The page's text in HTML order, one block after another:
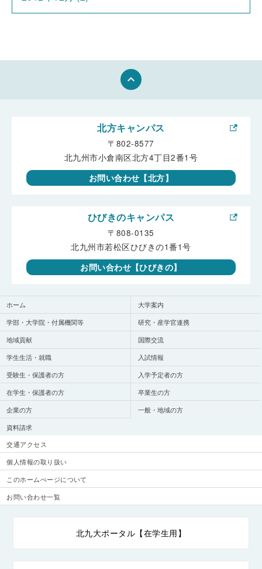
keyboard_arrow_up
ホーム
大学案内
学部・大学院・付属機関等
研究・産学官連携
地域貢献
国際交流
学生生活・就職
入試情報
受験生・保護者の方
入学予定者の方
在学生・保護者の方
卒業生の方
企業の方
一般・地域の方
資料請求
北方キャンパス
〒802-8577
北九州市小倉南区北方4丁目2番1号
お問い合わせ【北方】
ひびきのキャンパス
〒808-0135
北九州市若松区ひびきの1番1号
お問い合わせ【ひびきの】
交通アクセス
個人情報の取り扱い
このホームぺージについて
お問い合わせ一覧
北九大ポータル【在学生用】